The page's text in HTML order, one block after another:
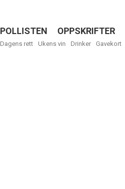
Menu
POLLISTEN OPPSKRIFTER
Dagens rett Ukens vin Drinker Gavekort